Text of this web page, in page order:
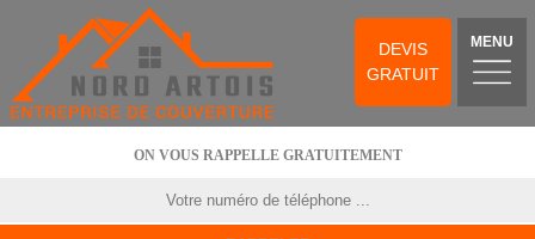
DEVIS
GRATUIT
MENU
ON VOUS RAPPELLE GRATUITEMENT